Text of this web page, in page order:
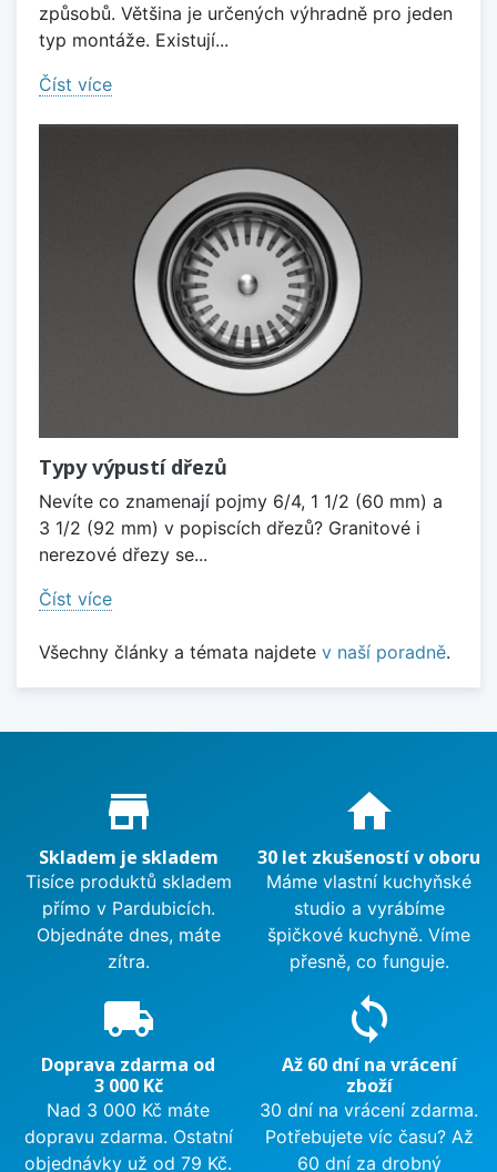
způsobů. Většina je určených výhradně pro jeden
typ montáže. Existují...
Číst více
Typy výpustí dřezů
Nevíte co znamenají pojmy 6/4, 1 1/2 (60 mm) a
3 1/2 (92 mm) v popiscích dřezů? Granitové i
nerezové dřezy se...
Číst více
Všechny články a témata najdete v naší poradně.
Proč nakupovat u nás?
store_mall_directory
Skladem je skladem
Tisíce produktů skladem
přímo v Pardubicích.
Objednáte dnes, máte
zítra.
home
30 let zkušeností v oboru
Máme vlastní kuchyňské
studio a vyrábíme
špičkové kuchyně. Víme
přesně, co funguje.
local_shipping
Doprava zdarma od
3 000 Kč
Nad 3 000 Kč máte
dopravu zdarma. Ostatní
objednávky už od 79 Kč.
sync
Až 60 dní na vrácení
zboží
30 dní na vrácení zdarma.
Potřebujete víc času? Až
60 dní za drobný